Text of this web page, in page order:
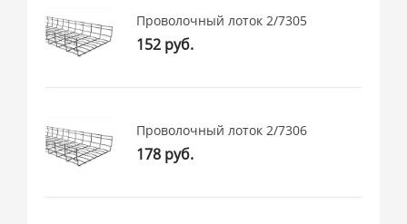
Проволочный лоток 2/7305
152 руб.
Проволочный лоток 2/7306
178 руб.